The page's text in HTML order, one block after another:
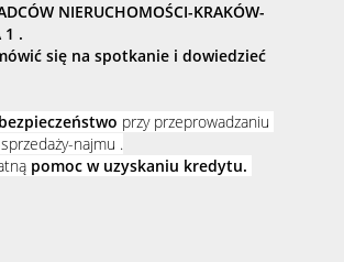
NIERUCHOMOŚCI-KRAKÓW-
1 .
się na spotkanie i dowiedzieć
przy przeprowadzaniu
najmu .
pomoc w uzyskaniu kredytu.